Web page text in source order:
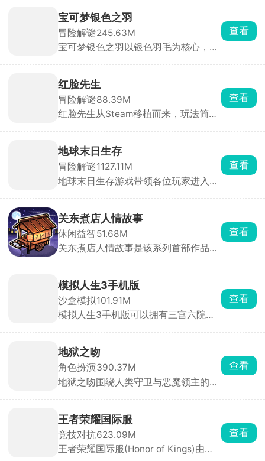
宝可梦银色之羽
冒险解谜245.63M
宝可梦银色之羽以银色羽毛为核心，将
找散落的银色羽毛、解开千年封印与古
老传说的冒险之旅。
查看
红脸先生
冒险解谜88.39M
红脸先生从Steam移植而来，玩法简单
象的公寓中，而一个神秘的红脸先生正
在暗处盯着你。你必须在限定时间内探
索各个房间，收集关键线索与道具，解
开隐藏在背后的神秘诅咒与失踪事件真
查看
地球末日生存
冒险解谜1127.11M
地球末日生存游戏带领各位玩家进入到
石，收集大量的材料来搭建庇护所，同
时还要小心四处游荡的感染者，不要被
他们触碰到了，游戏支持联机模式，能
够邀请其他幸存者一起体验废土求生的
查看
关东煮店人情故事
休闲益智51.68M
关东煮店人情故事是该系列首部作品，
夜营业的关东煮小店，玩家扮演老板，
为每晚到访的客人准备热腾腾的关东
煮。每一位个性十足的深夜来客，都会
向你倾诉工作与生活中的苦楚与抱怨。
查看
模拟人生3手机版
沙盒模拟101.91M
模拟人生3手机版可以拥有三宫六院，
小镇内在这里买房定居开启全新的人生
体验。玩家的每一个决定都将影响着后
续的发展，可以尝试不同的职业，体验
到更加真实有趣的人生风格。
查看
地狱之吻
角色扮演390.37M
地狱之吻围绕人类守卫与恶魔领主的危
道具都会影响角色好感度与剧情走向，
每位恶魔都有专属 HE/BE结局，重玩价
值拉满。
查看
王者荣耀国际服
竞技对抗623.09M
王者荣耀国际服(Honor of Kings)由腾
查看